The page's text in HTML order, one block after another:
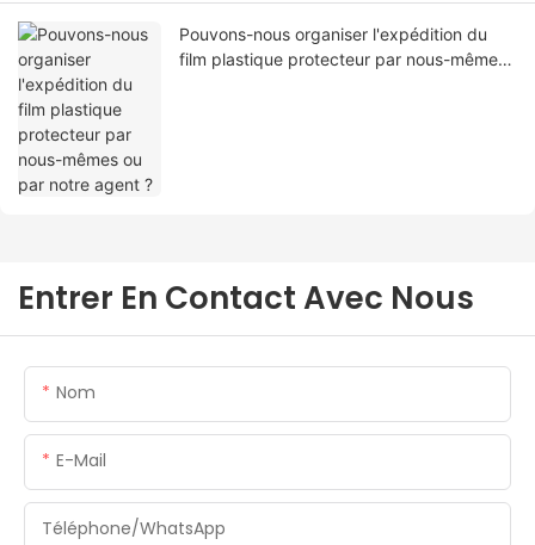
Pouvons-nous organiser l'expédition du
film plastique protecteur par nous-mêmes
Entrer En Contact Avec Nous
Nom
E-Mail
Téléphone/WhatsApp